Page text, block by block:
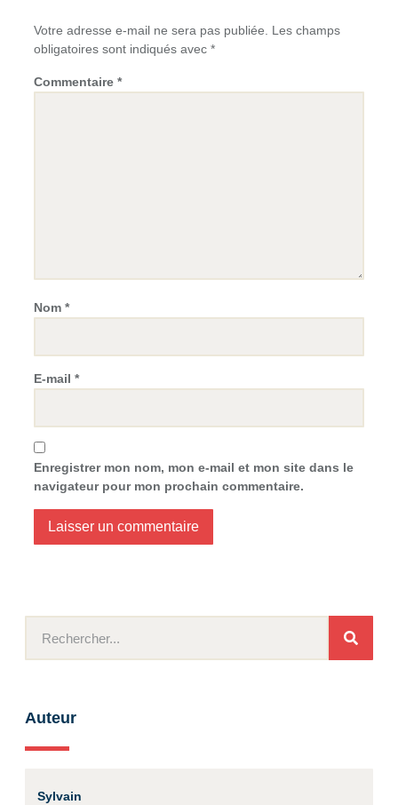
Votre adresse e-mail ne sera pas publiée. Les champs
obligatoires sont indiqués avec *
Commentaire *
Nom *
E-mail *
Enregistrer mon nom, mon e-mail et mon site dans le
navigateur pour mon prochain commentaire.
Auteur
Sylvain